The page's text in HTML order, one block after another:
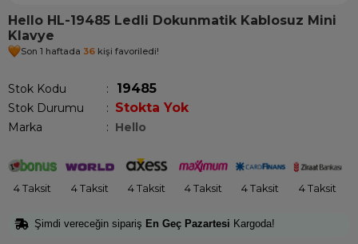
Hello HL-19485 Ledli Dokunmatik Kablosuz Mini
Klavye
Son 1 haftada 36 kişi favoriledi!
Stok Kodu 19485
Stok Durumu : Stokta Yok
Marka : Hello
4 Taksit 4 Taksit 4 Taksit 4 Taksit 4 Taksit 4 Taksit
Şimdi vereceğin sipariş En Geç Pazartesi Kargoda!